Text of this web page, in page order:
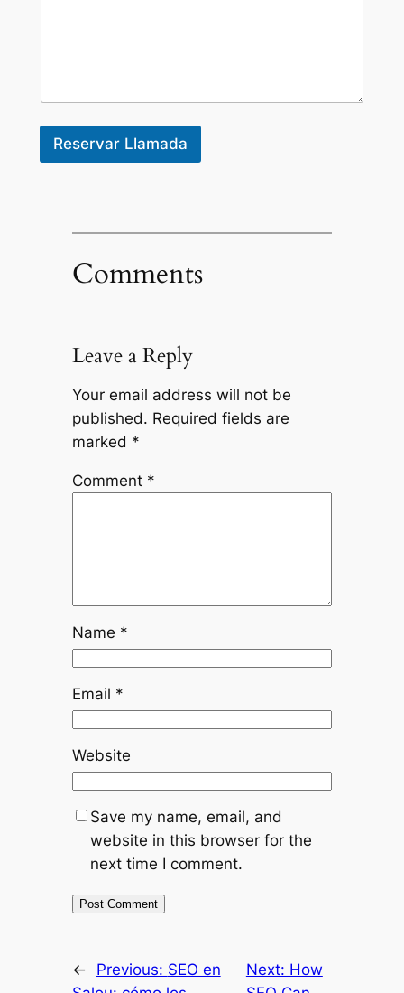
Reservar Llamada
Comments
Leave a Reply
Your email address will not be
published. Required fields are
marked *
Comment *
Name *
Email *
Website
Save my name, email, and
website in this browser for the
next time I comment.
← Previous: SEO en
Next: How